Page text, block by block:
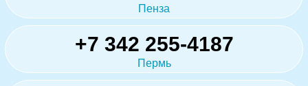
Пенза
+7 342 255-4187
Пермь